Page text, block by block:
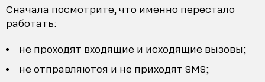
Сначала посмотрите, что именно перестало
работать:
не проходят входящие и исходящие вызовы;
не отправляются и не приходят SMS;